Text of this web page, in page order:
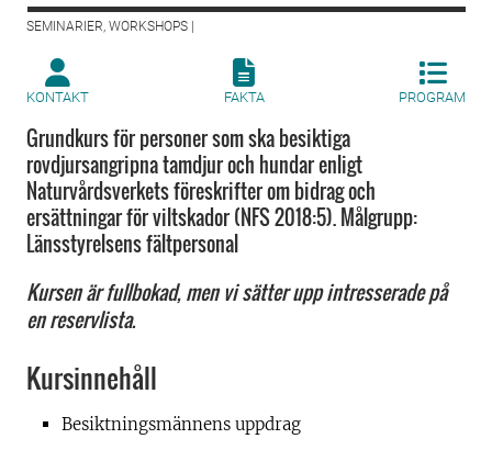
SEMINARIER, WORKSHOPS |
KONTAKT FAKTA PROGRAM
Grundkurs för personer som ska besiktiga
rovdjursangripna tamdjur och hundar enligt
Naturvårdsverkets föreskrifter om bidrag och
ersättningar för viltskador (NFS 2018:5). Målgrupp:
Länsstyrelsens fältpersonal
Kursen är fullbokad, men vi sätter upp intresserade på
en reservlista.
Kursinnehåll
Besiktningsmännens uppdrag